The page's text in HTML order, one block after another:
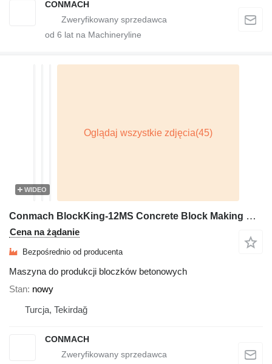
CONMACH
od 6 lat na Machineryline
WIDEO
Conmach BlockKing-12MS Concrete Block Making Machine - 4.000 units/shift
Cena na żądanie
Bezpośrednio od producenta
Maszyna do produkcji bloczków betonowych
Stan nowy
Turcja, Tekirdağ
CONMACH